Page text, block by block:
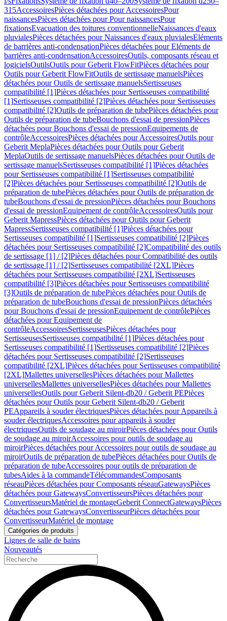
315AccessoiresPièces détachées pour AccessoiresPour
naissancesPièces détachées pour Pour naissancesPour
fixationsEvacuation des toitures conventionnelleNaissances d'eaux
pluvialesPièces détachées pour Naissances d'eaux pluvialesEléments
de barrières anti-condensationPièces détachées pour Eléments de
barrières anti-condensationAccessoiresOutils, composants réseau et
logicielsOutilsOutils pour Geberit FlowFitPièces détachées pour
Outils pour Geberit FlowFitOutils de sertissage manuelsPièces
détachées pour Outils de sertissage manuelsSertisseuses
compatibilité [1]Pièces détachées pour Sertisseuses compatibilité
[1]Sertisseuses compatibilité [2]Pièces détachées pour Sertisseuses
compatibilité [2]Outils de préparation de tubePièces détachées pour
Outils de préparation de tubeBouchons d'essai de pressionPièces
détachées pour Bouchons d'essai de pressionEquipements de
contrôleAccessoiresPièces détachées pour AccessoiresOutils pour
Geberit MeplaPièces détachées pour Outils pour Geberit
MeplaOutils de sertissage manuelsPièces détachées pour Outils de
sertissage manuelsSertisseuses compatibilité [1]Pièces détachées
pour Sertisseuses compatibilité [1]Sertisseuses compatibilité
[2]Pièces détachées pour Sertisseuses compatibilité [2]Outils de
préparation de tubePièces détachées pour Outils de préparation de
tubeBouchons d'essai de pressionPièces détachées pour Bouchons
d'essai de pressionEquipement de contrôleAccessoiresOutils pour
Geberit MapressPièces détachées pour Outils pour Geberit
MapressSertisseuses compatibilité [1]Pièces détachées pour
Sertisseuses compatibilité [1]Sertisseuses compatibilité [2]Pièces
détachées pour Sertisseuses compatibilité [2]Compatibilité des outils
de sertissage [1] / [2]Pièces détachées pour Compatibilité des outils
de sertissage [1] / [2]Sertisseuses compatibilité [2XL]Pièces
détachées pour Sertisseuses compatibilité [2XL]Sertisseuses
compatibilité [3]Pièces détachées pour Sertisseuses compatibilité
[3]Outils de préparation de tubePièces détachées pour Outils de
préparation de tubeBouchons d'essai de pressionPièces détachées
pour Bouchons d'essai de pressionEquipement de contrôlePièces
détachées pour Equipement de
contrôleAccessoiresSertisseusesPièces détachées pour
SertisseusesSertisseuses compatibilité [1]Pièces détachées pour
Sertisseuses compatibilité [1]Sertisseuses compatibilité [2]Pièces
détachées pour Sertisseuses compatibilité [2]Sertisseuses
compatibilité [2XL]Pièces détachées pour Sertisseuses compatibilité
[2XL]Mallettes universellesPièces détachées pour Mallettes
universellesMallettes universellesPièces détachées pour Mallettes
universellesOutils pour Geberit Silent-db20 / Geberit PEPièces
détachées pour Outils pour Geberit Silent-db20 / Geberit
PEAppareils à souder électriquesPièces détachées pour Appareils à
souder électriquesAccessoires pour appareils à souder
électriquesOutils de soudage au miroirPièces détachées pour Outils
de soudage au miroirAccessoires pour outils de soudage au
miroirPièces détachées pour Accessoires pour outils de soudage au
miroirOutils de préparation de tubePièces détachées pour Outils de
préparation de tubeAccessoires pour outils de préparation de
tubesAides à la commandeTélécommandesComposants
réseauPièces détachées pour Composants réseauGatewaysPièces
détachées pour GatewaysConvertisseursPièces détachées pour
ConvertisseursMatériel de montageGeberit ConnectGatewaysPièces
détachées pour GatewaysConvertisseurPièces détachées pour
ConvertisseurMatériel de montage
Catégories de produits
Lignes de salle de bains
Nouveautés